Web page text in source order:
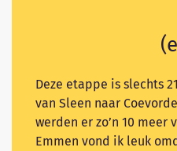
Deze etappe is slechts
van Sleen naar
werden er zo’n 10
Emmen vond ik leuk